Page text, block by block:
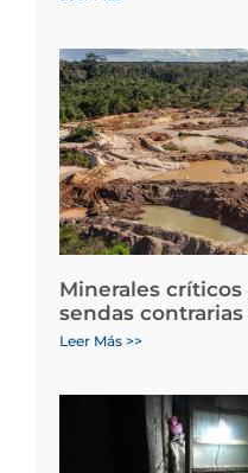
Minerales
sendas
Leer Más >>